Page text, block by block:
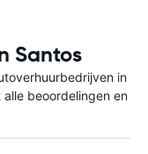
Santos
in
beoordelingen en